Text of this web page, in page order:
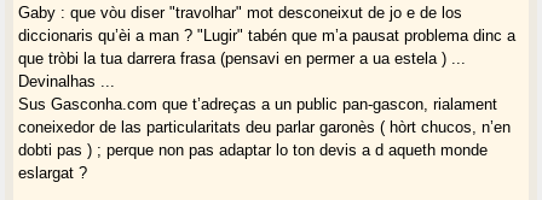
Gaby : que vòu diser "travolhar" mot desconeixut de jo e de los
diccionaris qu’èi a man ? "Lugir" tabén que m’a pausat problema dinc a
que tròbi la tua darrera frasa (pensavi en permer a ua estela ) ...
Devinalhas ...
Sus Gasconha.com que t’adreças a un public pan-gascon, rialament
coneixedor de las particularitats deu parlar garonès ( hòrt chucos, n’en
dobti pas ) ; perque non pas adaptar lo ton devis a d aqueth monde
eslargat ?